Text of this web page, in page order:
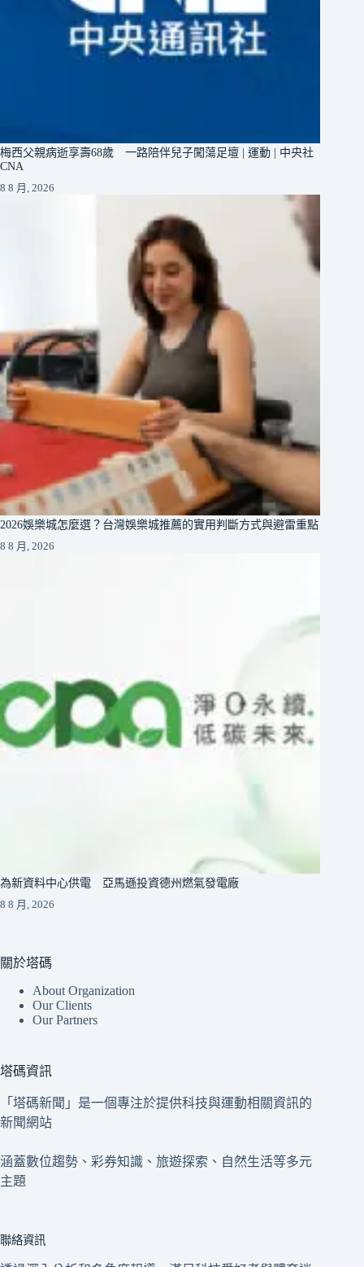
梅西父親病逝享壽68歲 一路陪伴兒子闖蕩足壇 | 運動 | 中央社
CNA
8 8 月, 2026
2026娛樂城怎麼選？台灣娛樂城推薦的實用判斷方式與避雷重點
8 8 月, 2026
為新資料中心供電 亞馬遜投資德州燃氣發電廠
8 8 月, 2026
關於塔碼
About Organization
Our Clients
Our Partners
塔碼資訊
「塔碼新聞」是一個專注於提供科技與運動相關資訊的
新聞網站
涵蓋數位趨勢、彩券知識、旅遊探索、自然生活等多元
主題
聯絡資訊